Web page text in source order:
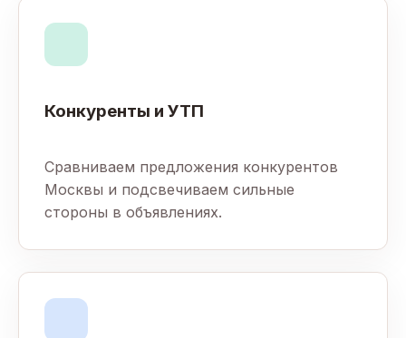
Конкуренты и УТП
Сравниваем предложения конкурентов
Москвы и подсвечиваем сильные
стороны в объявлениях.